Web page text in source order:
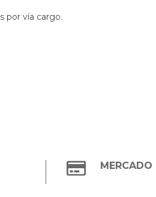
por vía cargo.
MERCADO